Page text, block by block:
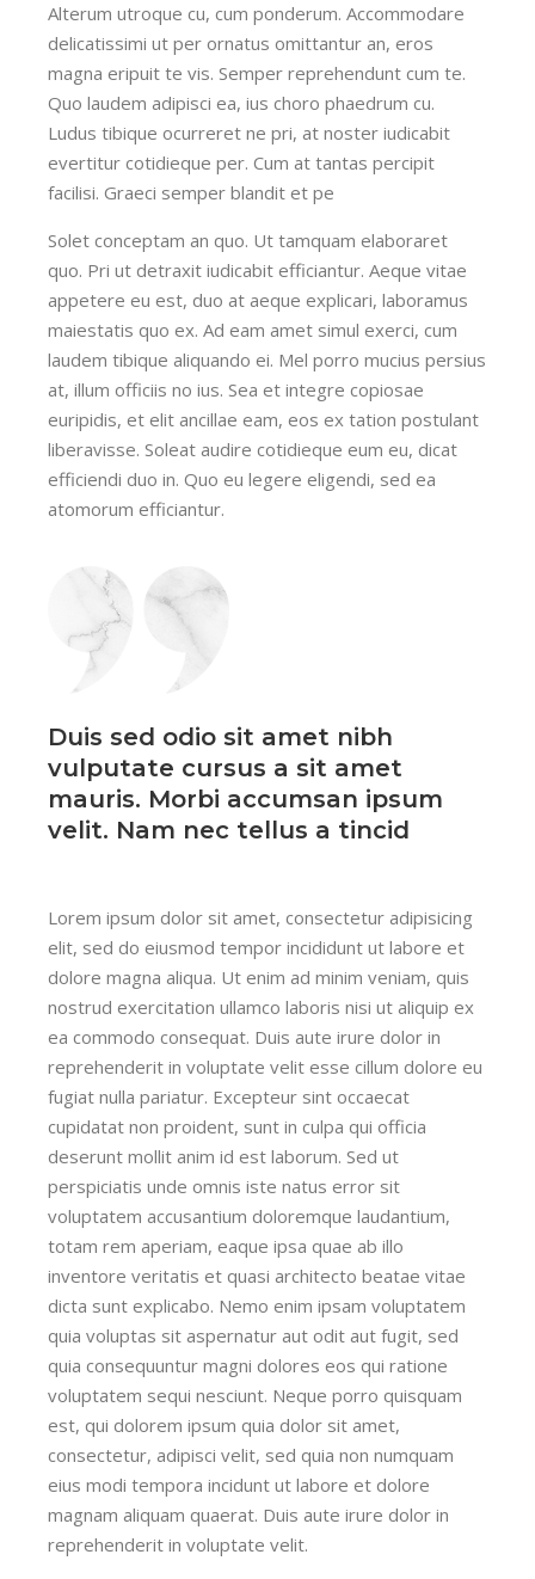
Alterum utroque cu, cum ponderum. Accommodare
delicatissimi ut per ornatus omittantur an, eros
magna eripuit te vis. Semper reprehendunt cum te.
Quo laudem adipisci ea, ius choro phaedrum cu.
Ludus tibique ocurreret ne pri, at noster iudicabit
evertitur cotidieque per. Cum at tantas percipit
facilisi. Graeci semper blandit et pe
Solet conceptam an quo. Ut tamquam elaboraret
quo. Pri ut detraxit iudicabit efficiantur. Aeque vitae
appetere eu est, duo at aeque explicari, laboramus
maiestatis quo ex. Ad eam amet simul exerci, cum
laudem tibique aliquando ei. Mel porro mucius persius
at, illum officiis no ius. Sea et integre copiosae
euripidis, et elit ancillae eam, eos ex tation postulant
liberavisse. Soleat audire cotidieque eum eu, dicat
efficiendi duo in. Quo eu legere eligendi, sed ea
atomorum efficiantur.
Duis sed odio sit amet nibh
vulputate cursus a sit amet
mauris. Morbi accumsan ipsum
velit. Nam nec tellus a tincid
Lorem ipsum dolor sit amet, consectetur adipisicing
elit, sed do eiusmod tempor incididunt ut labore et
dolore magna aliqua. Ut enim ad minim veniam, quis
nostrud exercitation ullamco laboris nisi ut aliquip ex
ea commodo consequat. Duis aute irure dolor in
reprehenderit in voluptate velit esse cillum dolore eu
fugiat nulla pariatur. Excepteur sint occaecat
cupidatat non proident, sunt in culpa qui officia
deserunt mollit anim id est laborum. Sed ut
perspiciatis unde omnis iste natus error sit
voluptatem accusantium doloremque laudantium,
totam rem aperiam, eaque ipsa quae ab illo
inventore veritatis et quasi architecto beatae vitae
dicta sunt explicabo. Nemo enim ipsam voluptatem
quia voluptas sit aspernatur aut odit aut fugit, sed
quia consequuntur magni dolores eos qui ratione
voluptatem sequi nesciunt. Neque porro quisquam
est, qui dolorem ipsum quia dolor sit amet,
consectetur, adipisci velit, sed quia non numquam
eius modi tempora incidunt ut labore et dolore
magnam aliquam quaerat. Duis aute irure dolor in
reprehenderit in voluptate velit.